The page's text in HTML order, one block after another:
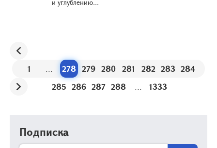
и углублению...
1 ... 278 279 280 281 282 283 284
285 286 287 288 ... 1333
Подписка